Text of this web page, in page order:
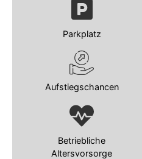
Parkplatz
Aufstiegschancen
Betriebliche
Altersvorsorge